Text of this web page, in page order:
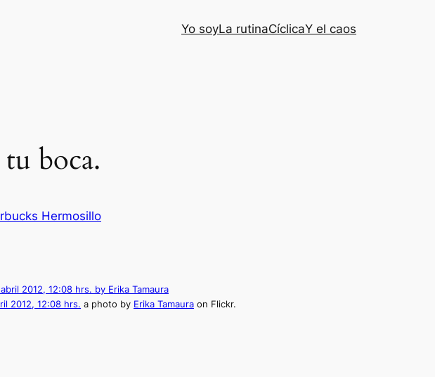
Yo soyLa rutinaCíclicaY el caos
boca.
Hermosillo
2012, 12:08 hrs. a photo by Erika Tamaura on Flickr.